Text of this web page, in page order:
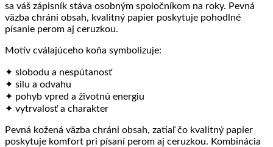
sa váš zápisník stáva osobným spoločníkom na roky. Pevná
väzba chráni obsah, kvalitný papier poskytuje pohodlné
písanie perom aj ceruzkou.
Motív cválajúceho koňa symbolizuje:
✦ slobodu a nespútanosť
✦ silu a odvahu
✦ pohyb vpred a životnú energiu
✦ vytrvalosť a charakter
Pevná kožená väzba chráni obsah, zatiaľ čo kvalitný papier
poskytuje komfort pri písaní perom aj ceruzkou. Kombinácia